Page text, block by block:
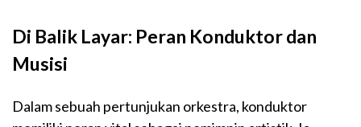
Di Balik Layar: Peran Konduktor dan
Musisi
Dalam sebuah pertunjukan orkestra, konduktor